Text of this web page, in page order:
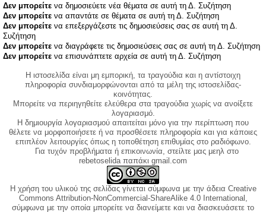
Δεν μπορείτε να δημοσιεύετε νέα θέματα σε αυτή τη Δ. Συζήτηση
Δεν μπορείτε να απαντάτε σε θέματα σε αυτή τη Δ. Συζήτηση
Δεν μπορείτε να επεξεργάζεστε τις δημοσιεύσεις σας σε αυτή τη Δ.
Συζήτηση
Δεν μπορείτε να διαγράφετε τις δημοσιεύσεις σας σε αυτή τη Δ. Συζήτηση
Δεν μπορείτε να επισυνάπτετε αρχεία σε αυτή τη Δ. Συζήτηση
Η ιστοσελίδα είναι μη εμπορική, τα τραγούδια και η αντίστοιχη
πληροφορία συνδιαμορφώνονται από τα μέλη της ιστοσελίδας-
κοινότητας.
Μπορείτε να περιηγηθείτε ελεύθερα στα τραγούδια χωρίς να ανοίξετε
λογαριασμό.
Η δημιουργία λογαριασμού απαιτείται μόνο για την περίπτωση που
θέλετε να μορφοποιήσετε ή να προσθέσετε πληροφορία και για κάποιες
επιπλέον λειτουργίες όπως η τοποθέτηση επιθυμίας στο ραδιόφωνο.
Για τυχόν προβλήματα ή επικοινωνία, στείλτε μας μεηλ στο
rebetoselida παπάκι gmail.com
Η χρήση του υλικού της σελίδας γίνεται σύμφωνα με την άδεια Creative
Commons Attribution-NonCommercial-ShareAlike 4.0 International,
σύμφωνα με την οποία μπορείτε να διανείμετε και να διασκευάσετε το